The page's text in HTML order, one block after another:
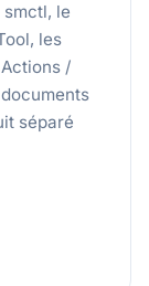
le
les
/
séparé